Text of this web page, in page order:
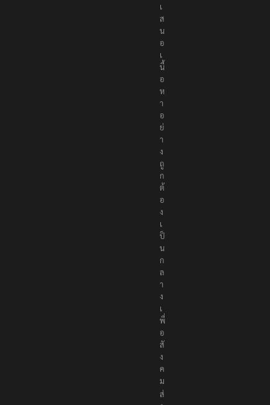
นำ
เ
ส
น
อ
เ
นื้
อ
ห
า
อ
ย่
า
ง
ถู
ก
ต้
อ
ง
เ
ป็
น
ก
ล
า
ง
เ
พื่
อ
สั
ง
ค
ม